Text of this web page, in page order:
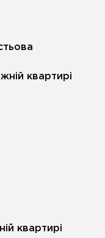
квартирі